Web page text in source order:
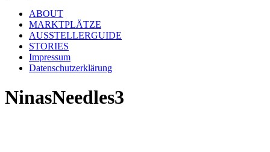
ABOUT
MARKTPLÄTZE
AUSSTELLERGUIDE
STORIES
Impressum
Datenschutzerklärung
NinasNeedles3